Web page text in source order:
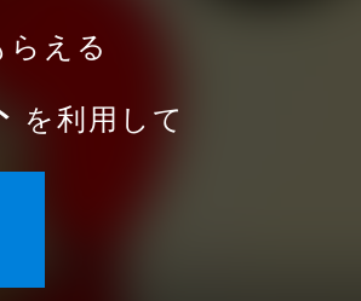
える
を利用して